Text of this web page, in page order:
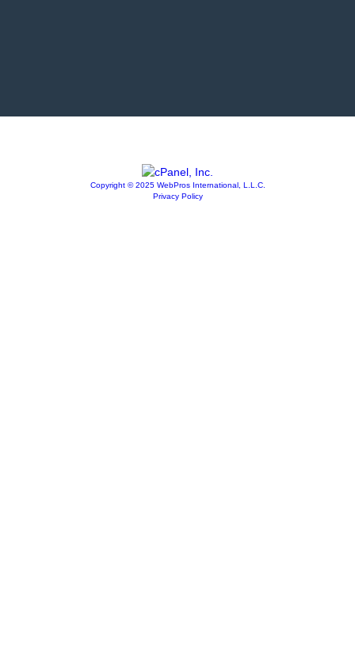
Copyright © 2025 WebPros International, L.L.C.
Privacy Policy